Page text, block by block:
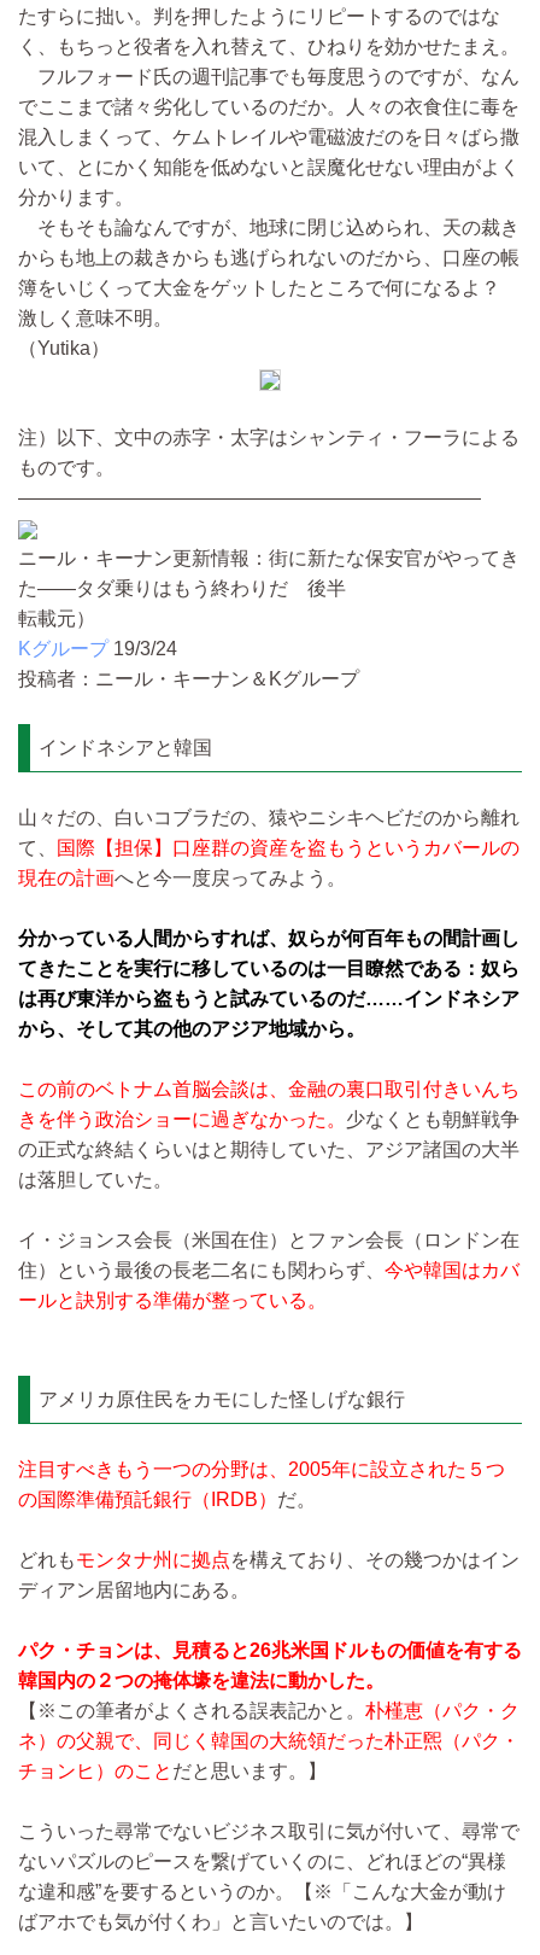
たすらに拙い。判を押したようにリピートするのではな
く、もちっと役者を入れ替えて、ひねりを効かせたまえ。
フルフォード氏の週刊記事でも毎度思うのですが、なん
でここまで諸々劣化しているのだか。人々の衣食住に毒を
混入しまくって、ケムトレイルや電磁波だのを日々ばら撒
いて、とにかく知能を低めないと誤魔化せない理由がよく
分かります。
そもそも論なんですが、地球に閉じ込められ、天の裁き
からも地上の裁きからも逃げられないのだから、口座の帳
簿をいじくって大金をゲットしたところで何になるよ？
激しく意味不明。
（Yutika）
注）以下、文中の赤字・太字はシャンティ・フーラによる
ものです。
————————————————————————
ニール・キーナン更新情報：街に新たな保安官がやってき
た――タダ乗りはもう終わりだ 後半
転載元）
Kグループ 19/3/24
投稿者：ニール・キーナン＆Kグループ
インドネシアと韓国
山々だの、白いコブラだの、猿やニシキヘビだのから離れ
て、
国際【担保】口座群の資産を盗もうというカバールの
現在の計画へと今一度戻ってみよう。
分かっている人間からすれば、奴らが何百年もの間計画し
てきたことを実行に移しているのは一目瞭然である：奴ら
は再び東洋から盗もうと試みているのだ……インドネシア
から、そして其の他のアジア地域から。
この前のベトナム首脳会談は、金融の裏口取引付きいんち
きを伴う政治ショーに過ぎなかった。 少なくとも朝鮮戦争
の正式な終結くらいはと期待していた、アジア諸国の大半
は落胆していた。
イ・ジョンス会長（米国在住）とファン会長（ロンドン在
住）という最後の長老二名にも関わらず、 今や韓国はカバ
ールと訣別する準備が整っている。
アメリカ原住民をカモにした怪しげな銀行
注目すべきもう一つの分野は、2005年に設立された５つ
の国際準備預託銀行（IRDB） だ。
どれもモンタナ州に拠点を構えており、その幾つかはイン
ディアン居留地内にある。
パク・チョンは、見積ると26兆米国ドルもの価値を有する
韓国内の２つの掩体壕を違法に動かした。
【※この筆者がよくされる誤表記かと。 朴槿恵（パク・ク
ネ）の父親で、同じく韓国の大統領だった朴正煕（パク・
チョンヒ）のこと だと思います。】
こういった尋常でないビジネス取引に気が付いて、尋常で
ないパズルのピースを繋げていくのに、どれほどの“異様
な違和感”を要するというのか。【※「こんな大金が動け
ばアホでも気が付くわ」と言いたいのでは。】